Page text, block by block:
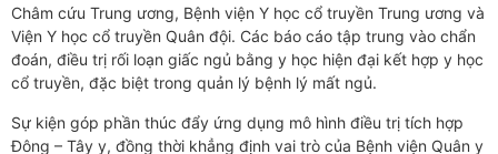
Châm cứu Trung ương, Bệnh viện Y học cổ truyền Trung ương và
Viện Y học cổ truyền Quân đội. Các báo cáo tập trung vào chẩn
đoán, điều trị rối loạn giấc ngủ bằng y học hiện đại kết hợp y học
cổ truyền, đặc biệt trong quản lý bệnh lý mất ngủ.
Sự kiện góp phần thúc đẩy ứng dụng mô hình điều trị tích hợp
Đông – Tây y, đồng thời khẳng định vai trò của Bệnh viện Quân y